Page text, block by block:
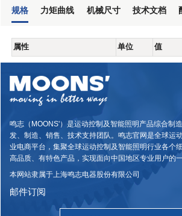
规格 力矩曲线 机械尺寸 技术文档
属性 单位 值
鸣志（MOONS'）是运动控制及智能照明产品综合制
发、制造、销售、技术支持团队。鸣志官网是全球运
业电商平台，集聚全球运动控制及智能照明行业各个
高品质、有特色产品，实现面向中国地区专业用户的
本网站隶属于上海鸣志电器股份有限公司
邮件订阅